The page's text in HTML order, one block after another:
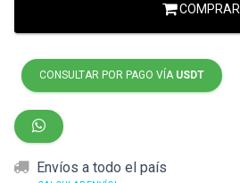
COMPRAR
CONSULTAR POR PAGO VÍA USDT
Envíos a todo el país